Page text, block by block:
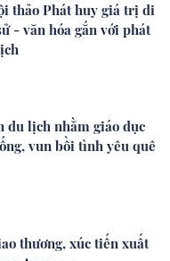
thảo Phát huy giá trị di
- văn hóa gắn với phát
du lịch nhằm giáo dục
vun bồi tình yêu quê
thương, xúc tiến xuất